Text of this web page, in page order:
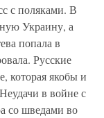
с поляками. В
Украину, а
попала в
Русские
которая якобы и
в войне с
со шведами во